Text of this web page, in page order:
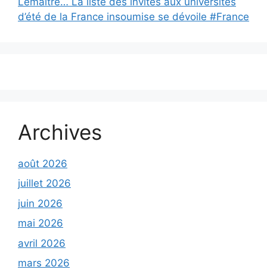
d’été de la France insoumise se dévoile #France
Archives
août 2026
juillet 2026
juin 2026
mai 2026
avril 2026
mars 2026